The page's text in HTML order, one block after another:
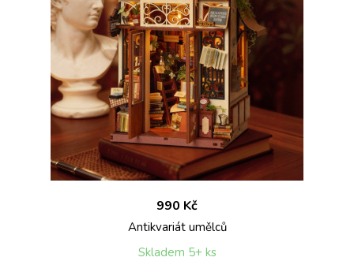
990 Kč
Antikvariát umělců
Skladem 5+ ks